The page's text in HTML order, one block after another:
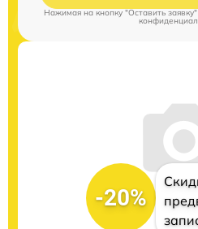
Нажимая на кнопку "Оставить
-20%